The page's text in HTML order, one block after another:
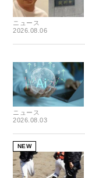
ニュース
2026.08.06
ニュース
2026.08.03
NEW